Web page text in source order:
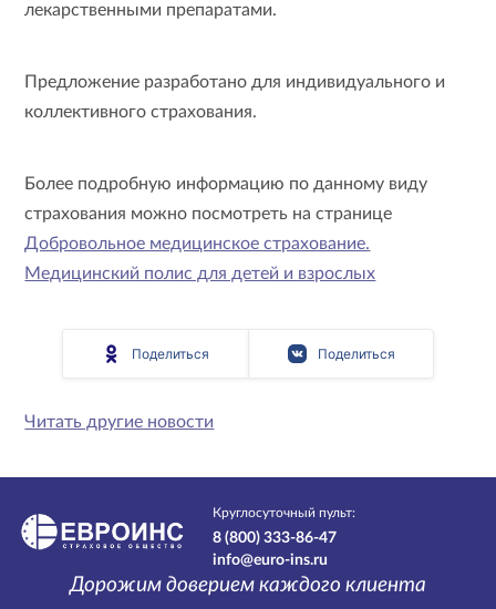
лекарственными препаратами.
Предложение разработано для индивидуального и
коллективного страхования.
Более подробную информацию по данному виду
страхования можно посмотреть на странице
Добровольное медицинское страхование.
Медицинский полис для детей и взрослых
Поделиться Поделиться
Читать другие новости
Круглосуточный пульт:
8 (800) 333-86-47
info@euro-ins.ru
Дорожим доверием каждого клиента